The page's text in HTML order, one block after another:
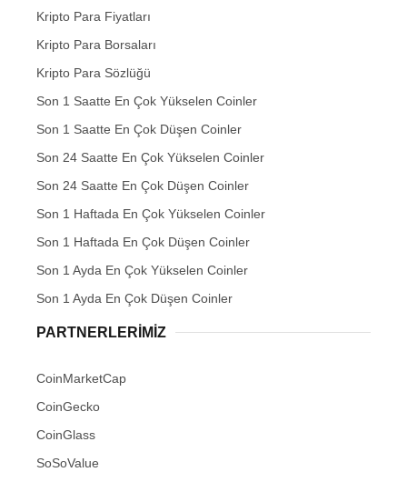
Kripto Para Fiyatları
Kripto Para Borsaları
Kripto Para Sözlüğü
Son 1 Saatte En Çok Yükselen Coinler
Son 1 Saatte En Çok Düşen Coinler
Son 24 Saatte En Çok Yükselen Coinler
Son 24 Saatte En Çok Düşen Coinler
Son 1 Haftada En Çok Yükselen Coinler
Son 1 Haftada En Çok Düşen Coinler
Son 1 Ayda En Çok Yükselen Coinler
Son 1 Ayda En Çok Düşen Coinler
PARTNERLERIMIZ
CoinMarketCap
CoinGecko
CoinGlass
SoSoValue